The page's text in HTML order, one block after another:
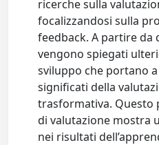
ricerche sulla
focalizzandosi sulla
feedback. A partire da
vengono spiegati
sviluppo che portano
significati della
trasformativa. Questo
di valutazione mostra
nei risultati